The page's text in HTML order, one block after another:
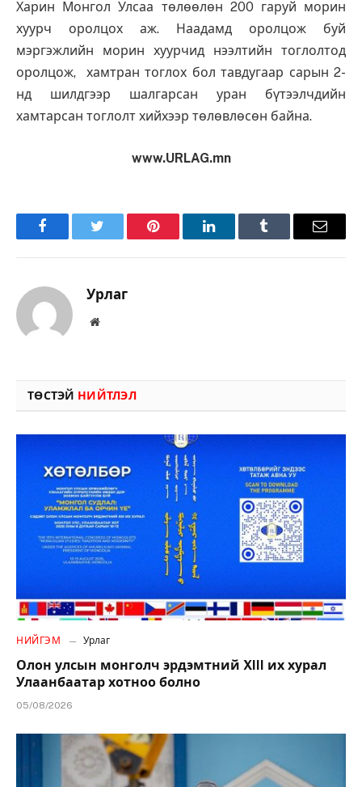
Харин Монгол Улсаа төлөөлөн 200 гаруй морин
хуурч оролцох аж. Наадамд оролцож буй
мэргэжлийн морин хуурчид нээлтийн тоглолтод
оролцож, хамтран тоглох бол тавдугаар сарын 2-
нд шилдгээр шалгарсан уран бүтээлчдийн
хамтарсан тоглолт хийхээр төлөвлөсөн байна.
www.URLAG.mn
FacebookTwitter Pinterest LinkedInTumblr Имэйл
Урлаг
Вэбсайт
ТӨСТЭЙ НИЙТЛЭЛ
НИЙГЭМ Урлаг
Олон улсын монголч эрдэмтний XIII их хурал
Улаанбаатар хотноо болно
05/08/2026